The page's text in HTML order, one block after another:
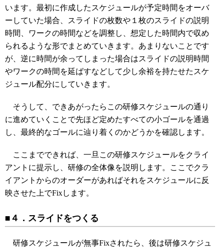
います。最初に作成したスケジュールが予定時間をオーバ
ーしていた場合、スライドの枚数や１枚のスライドの説明
時間、ワークの時間などを調整し、想定した時間内で収め
られるような形でまとめていきます。あまりないことです
が、逆に時間が余ってしまった場合はスライドの説明時間
やワークの時間を延ばすなどして少し余裕を持たせたスケ
ジュール配分にしていきます。
そうして、できあがったらこの研修スケジュールの通り
に進めていくことで先ほど定めたすべての小ゴールを通過
し、最終的なゴールに辿り着くのかどうかを確認します。
ここまでできれば、一旦この研修スケジュールをクライ
アントに提示し、研修の全体像を説明します。ここでクラ
イアントからのオーダーがあればそれをスケジュールに反
映させた上でFixします。
■４．スライドをつくる
研修スケジュールが無事Fixされたら、後は研修スケジュ